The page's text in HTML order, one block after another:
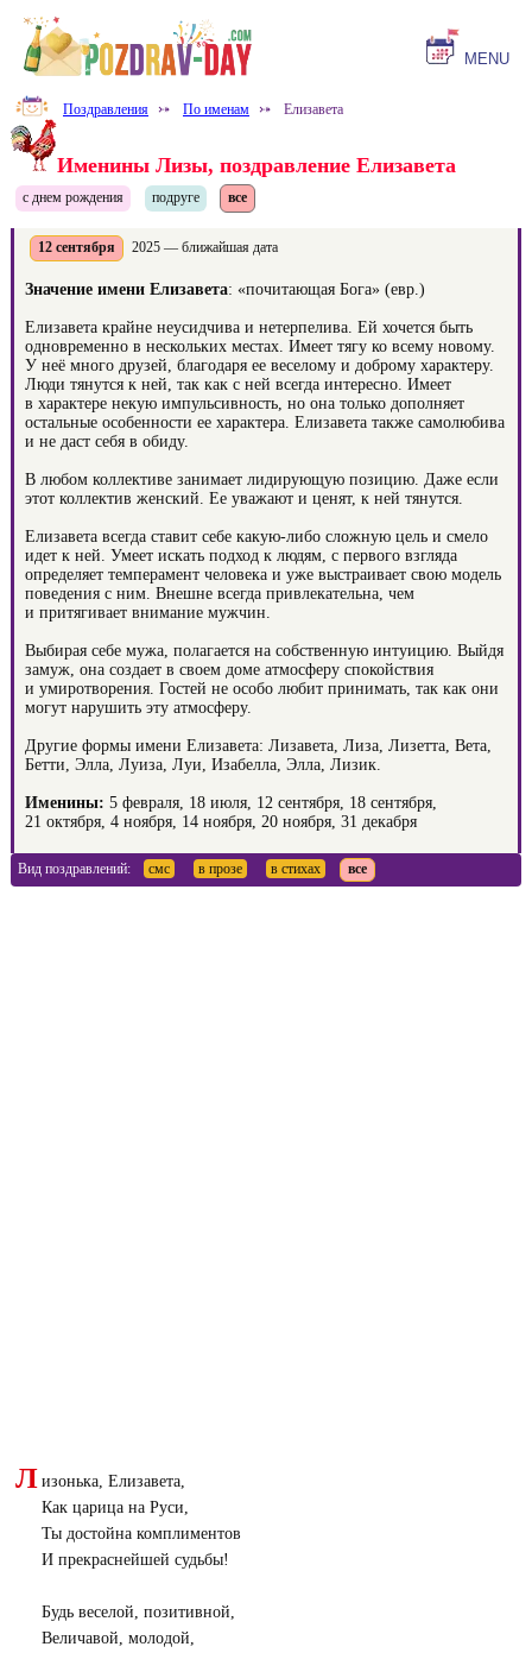
MENU
Поздравления ⤐ По именам ⤐ Елизавета
Именины Лизы, поздравление Елизавета
с днем рождения подруге все
12 сентября 2025 — ближайшая дата
Значение имени Елизавета: «почитающая Бога» (евр.)
Елизавета крайне неусидчива и нетерпелива. Ей хочется быть
одновременно в нескольких местах. Имеет тягу ко всему новому.
У неё много друзей, благодаря ее веселому и доброму характеру.
Люди тянутся к ней, так как с ней всегда интересно. Имеет
в характере некую импульсивность, но она только дополняет
остальные особенности ее характера. Елизавета также самолюбива
и не даст себя в обиду.
В любом коллективе занимает лидирующую позицию. Даже если
этот коллектив женский. Ее уважают и ценят, к ней тянутся.
Елизавета всегда ставит себе какую-либо сложную цель и смело
идет к ней. Умеет искать подход к людям, с первого взгляда
определяет темперамент человека и уже выстраивает свою модель
поведения с ним. Внешне всегда привлекательна, чем
и притягивает внимание мужчин.
Выбирая себе мужа, полагается на собственную интуицию. Выйдя
замуж, она создает в своем доме атмосферу спокойствия
и умиротворения. Гостей не особо любит принимать, так как они
могут нарушить эту атмосферу.
Другие формы имени Елизавета: Лизавета, Лиза, Лизетта, Вета,
Бетти, Элла, Луиза, Луи, Изабелла, Элла, Лизик.
Именины: 5 февраля, 18 июля, 12 сентября, 18 сентября,
21 октября, 4 ноября, 14 ноября, 20 ноября, 31 декабря
Вид поздравлений: смс в прозе в стихах все
Л изонька, Елизавета,
Как царица на Руси,
Ты достойна комплиментов
И прекраснейшей судьбы!
Будь веселой, позитивной,
Величавой, молодой,